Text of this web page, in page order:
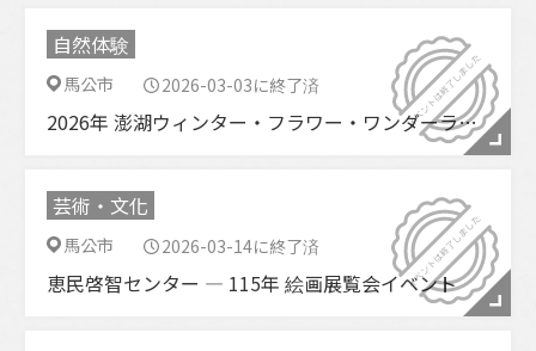
自然体験
馬公市 2026-03-03に終了済
2026年 澎湖ウィンター・フラワー・ワンダーランド
芸術・文化
馬公市 2026-03-14に終了済
恵民啓智センター ― 115年 絵画展覧会イベント